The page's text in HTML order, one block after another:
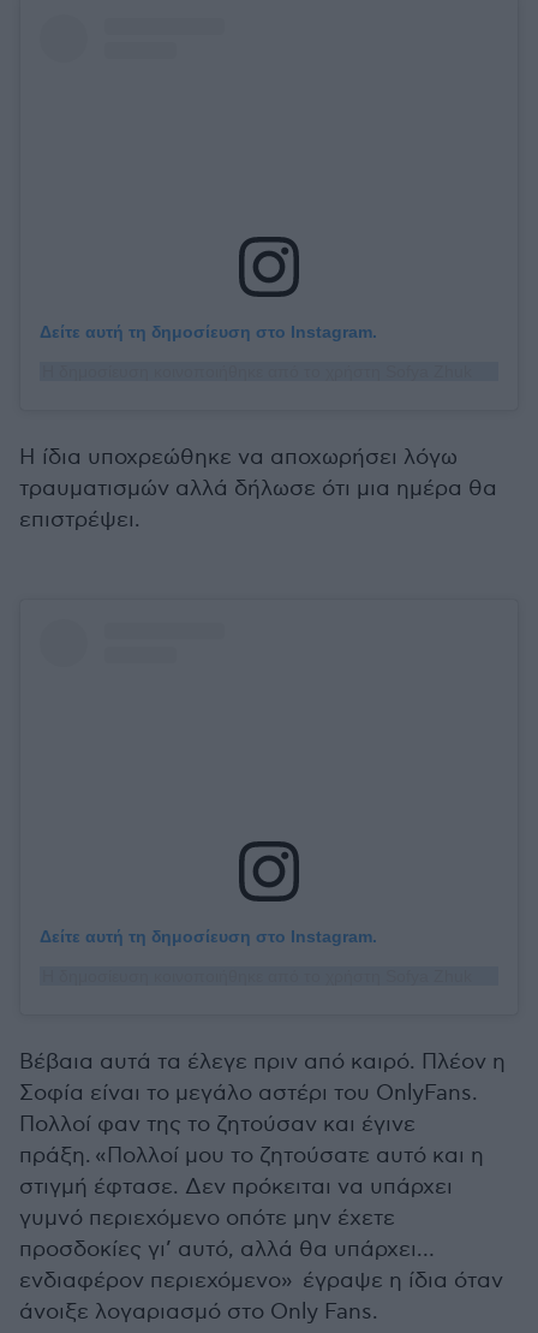
Δείτε αυτή τη δημοσίευση στο Instagram.
Η ίδια υποχρεώθηκε να αποχωρήσει λόγω
τραυματισμών αλλά δήλωσε ότι μια ημέρα θα
επιστρέψει.
Δείτε αυτή τη δημοσίευση στο Instagram.
Βέβαια αυτά τα έλεγε πριν από καιρό. Πλέον η
Σοφία είναι το μεγάλο αστέρι του OnlyFans.
Πολλοί φαν της το ζητούσαν και έγινε
πράξη. «Πολλοί μου το ζητούσατε αυτό και η
στιγμή έφτασε. Δεν πρόκειται να υπάρχει
γυμνό περιεχόμενο οπότε μην έχετε
προσδοκίες γι’ αυτό, αλλά θα υπάρχει…
ενδιαφέρον περιεχόμενο» έγραψε η ίδια όταν
άνοιξε λογαριασμό στο Only Fans.